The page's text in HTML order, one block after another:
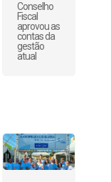
Conselho
Fiscal
aprovou as
contas da
gestão
atual